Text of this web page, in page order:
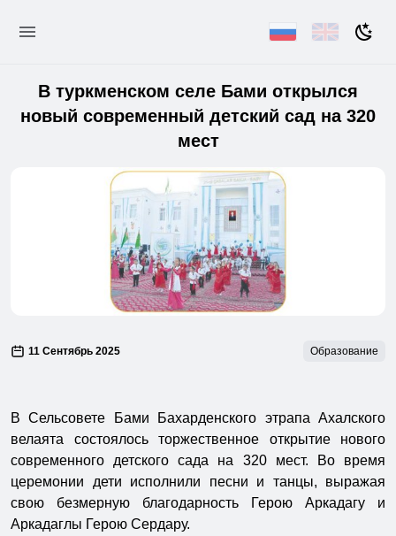
В туркменском селе Бами открылся
новый современный детский сад на 320
мест
11 Сентябрь 2025 Образование
В Сельсовете Бами Бахарденского этрапа Ахалского
велаята состоялось торжественное открытие нового
современного детского сада на 320 мест. Во время
церемонии дети исполнили песни и танцы, выражая
свою безмерную благодарность Герою Аркадагу и
Аркадаглы Герою Сердару.